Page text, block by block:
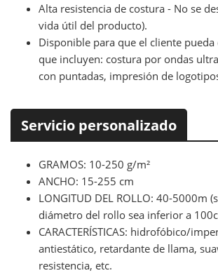
Alta resistencia de costura - No se
vida útil del producto).
Disponible para que el cliente
que incluyen: costura por ondas
con puntadas, impresión de
Servicio personalizado
GRAMOS: 10-250 g/m²
ANCHO: 15-255 cm
LONGITUD DEL ROLLO: 40-5000m
diámetro del rollo sea inferior a
CARACTERÍSTICAS: hidrofóbico/
antiestático, retardante de llama,
resistencia, etc.